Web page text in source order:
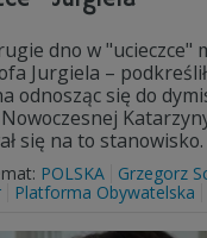
dno w "ucieczce"
Jurgiela –
odnosząc się do
się na to stanowisko.
POLSKA
Grzegorz
Platforma Obywatelska